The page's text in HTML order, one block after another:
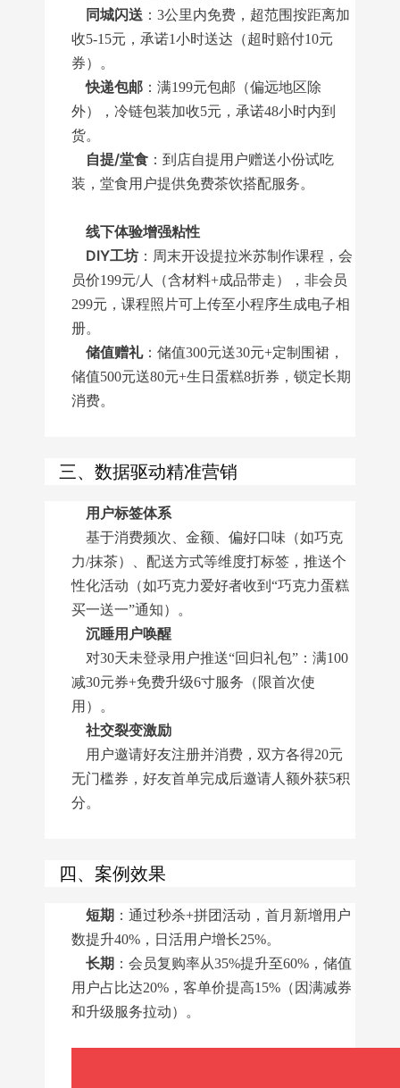
同城闪送 ：3公里内免费，超范围按距离加
收5-15元，承诺1小时送达（超时赔付10元
券）。
快递包邮 ：满199元包邮（偏远地区除
外），冷链包装加收5元，承诺48小时内到
货。
自提/堂食 ：到店自提用户赠送小份试吃
装，堂食用户提供免费茶饮搭配服务。
线下体验增强粘性
DIY工坊 ：周末开设提拉米苏制作课程，会
员价199元/人（含材料+成品带走），非会员
299元，课程照片可上传至小程序生成电子相
册。
储值赠礼：储值300元送30元+定制围裙，
储值500元送80元+生日蛋糕8折券，锁定长期
消费。
三、数据驱动精准营销
用户标签体系
基于消费频次、金额、偏好口味（如巧克
力/抹茶）、配送方式等维度打标签，推送个
性化活动（如巧克力爱好者收到“巧克力蛋糕
买一送一”通知）。
沉睡用户唤醒
对30天未登录用户推送“回归礼包”：满100
减30元券+免费升级6寸服务（限首次使
用）。
社交裂变激励
用户邀请好友注册并消费，双方各得20元
无门槛券，好友首单完成后邀请人额外获5积
分。
四、案例效果
短期 ：通过秒杀+拼团活动，首月新增用户
数提升40%，日活用户增长25%。
长期 ：会员复购率从35%提升至60%，储值
用户占比达20%，客单价提高15%（因满减券
和升级服务拉动）。